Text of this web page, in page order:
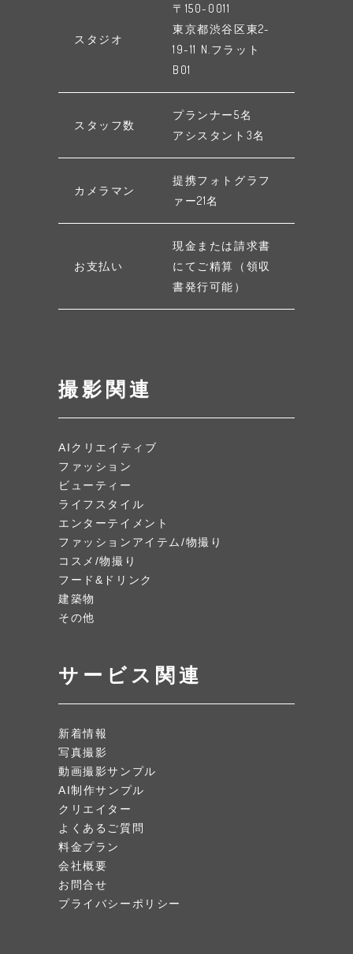
撮影関連
AIクリエイティブ
ファッション
ビューティー
ライフスタイル
エンターテイメント
ファッションアイテム/物撮り
コスメ/物撮り
フード&ドリンク
建築物
その他
サービス関連
新着情報
写真撮影
動画撮影サンプル
AI制作サンプル
クリエイター
よくあるご質問
料金プラン
会社概要
お問合せ
プライバシーポリシー
スタジオ
〒150-0011
東京都渋谷区東2-
19-11 N.フラット
B01
スタッフ数
プランナー5名
アシスタント3名
カメラマン
提携フォトグラフ
ァー21名
お支払い
現金または請求書
にてご精算（領収
書発行可能）